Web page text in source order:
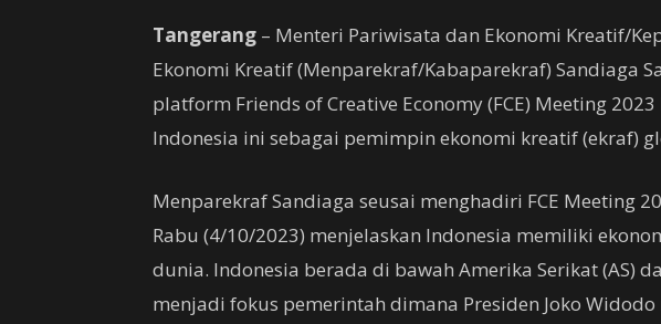
Tangerang – Menteri Pariwisata dan Ekonomi Kreatif/
Ekonomi Kreatif (Menparekraf/Kabaparekraf) Sandiaga
platform Friends of Creative Economy (FCE) Meeting
Indonesia ini sebagai pemimpin ekonomi kreatif (ekraf)
Menparekraf Sandiaga seusai menghadiri FCE Meeting
Rabu (4/10/2023) menjelaskan Indonesia memiliki
dunia. Indonesia berada di bawah Amerika Serikat (AS)
menjadi fokus pemerintah dimana Presiden Joko